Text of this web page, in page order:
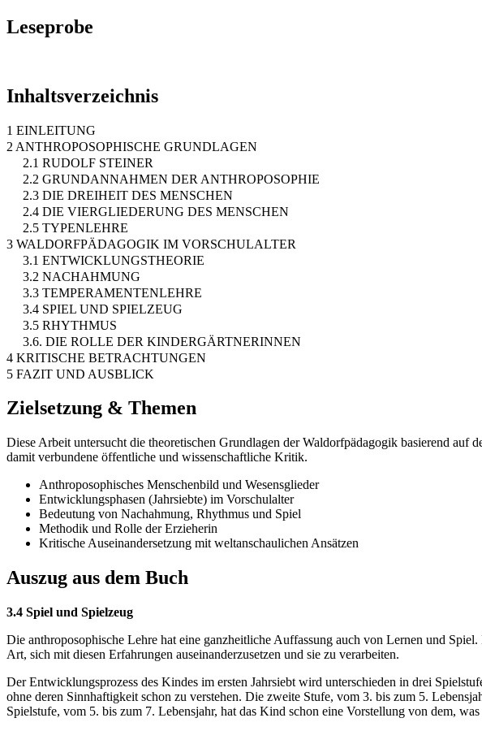
Leseprobe
Inhaltsverzeichnis
1 EINLEITUNG
2 ANTHROPOSOPHISCHE GRUNDLAGEN
2.1 RUDOLF STEINER
2.2 GRUNDANNAHMEN DER ANTHROPOSOPHIE
2.3 DIE DREIHEIT DES MENSCHEN
2.4 DIE VIERGLIEDERUNG DES MENSCHEN
2.5 TYPENLEHRE
3 WALDORFPÄDAGOGIK IM VORSCHULALTER
3.1 ENTWICKLUNGSTHEORIE
3.2 NACHAHMUNG
3.3 TEMPERAMENTENLEHRE
3.4 SPIEL UND SPIELZEUG
3.5 RHYTHMUS
3.6. DIE ROLLE DER KINDERGÄRTNERINNEN
4 KRITISCHE BETRACHTUNGEN
5 FAZIT UND AUSBLICK
Zielsetzung & Themen
Diese Arbeit untersucht die theoretischen Grundlagen der Waldorfpädagogik basierend
damit verbundene öffentliche und wissenschaftliche Kritik.
Anthroposophisches Menschenbild und Wesensglieder
Entwicklungsphasen (Jahrsiebte) im Vorschulalter
Bedeutung von Nachahmung, Rhythmus und Spiel
Methodik und Rolle der Erzieherin
Kritische Auseinandersetzung mit weltanschaulichen Ansätzen
Auszug aus dem Buch
3.4 Spiel und Spielzeug
Die anthroposophische Lehre hat eine ganzheitliche Auffassung auch von Lernen und
Art, sich mit diesen Erfahrungen auseinanderzusetzen und sie zu verarbeiten.
Der Entwicklungsprozess des Kindes im ersten Jahrsiebt wird unterschieden in drei
ohne deren Sinnhaftigkeit schon zu verstehen. Die zweite Stufe, vom 3. bis zum 5.
Spielstufe, vom 5. bis zum 7. Lebensjahr, hat das Kind schon eine Vorstellung von dem,